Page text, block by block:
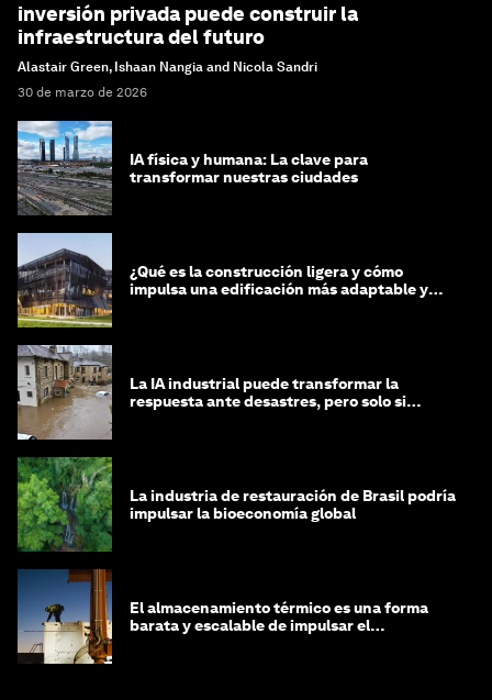
inversión privada puede construir la
infraestructura del futuro
Alastair Green, Ishaan Nangia and Nicola Sandri
30 de marzo de 2026
IA física y humana: La clave para
transformar nuestras ciudades
¿Qué es la construcción ligera y cómo
impulsa una edificación más adaptable y
La IA industrial puede transformar la
respuesta ante desastres, pero solo si
La industria de restauración de Brasil podría
impulsar la bioeconomía global
El almacenamiento térmico es una forma
barata y escalable de impulsar el